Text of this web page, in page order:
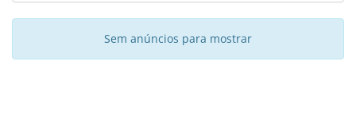
Sem anúncios para mostrar